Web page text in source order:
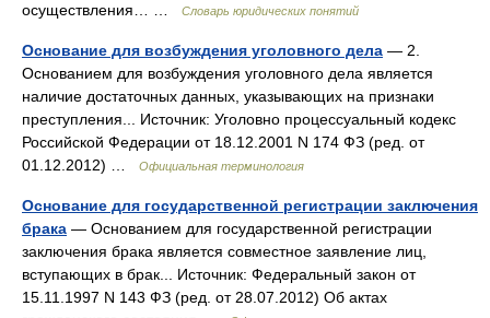
осуществления… …
Словарь юридических понятий
Основание для возбуждения уголовного дела — 2.
Основанием для возбуждения уголовного дела является
наличие достаточных данных, указывающих на признаки
преступления... Источник: Уголовно процессуальный кодекс
Российской Федерации от 18.12.2001 N 174 ФЗ (ред. от
01.12.2012) …
Официальная терминология
Основание для государственной регистрации заключения
брака — Основанием для государственной регистрации
заключения брака является совместное заявление лиц,
вступающих в брак... Источник: Федеральный закон от
15.11.1997 N 143 ФЗ (ред. от 28.07.2012) Об актах